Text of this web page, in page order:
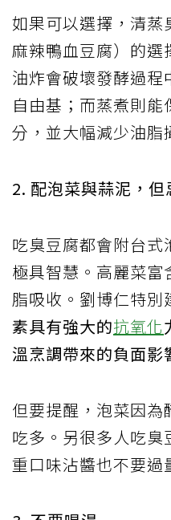
如果可以選擇，清蒸
麻辣鴨血豆腐）的選
油炸會破壞發酵過
自由基；而蒸煮則
分，並大幅減少油脂
2. 配泡菜與蒜泥，
吃臭豆腐都會附台
極具智慧。高麗菜
脂吸收。劉博仁特別
素具有強大的抗氧化
溫烹調帶來的負面影
但要提醒，泡菜因
吃多。另很多人吃臭
重口味沾醬也不要過